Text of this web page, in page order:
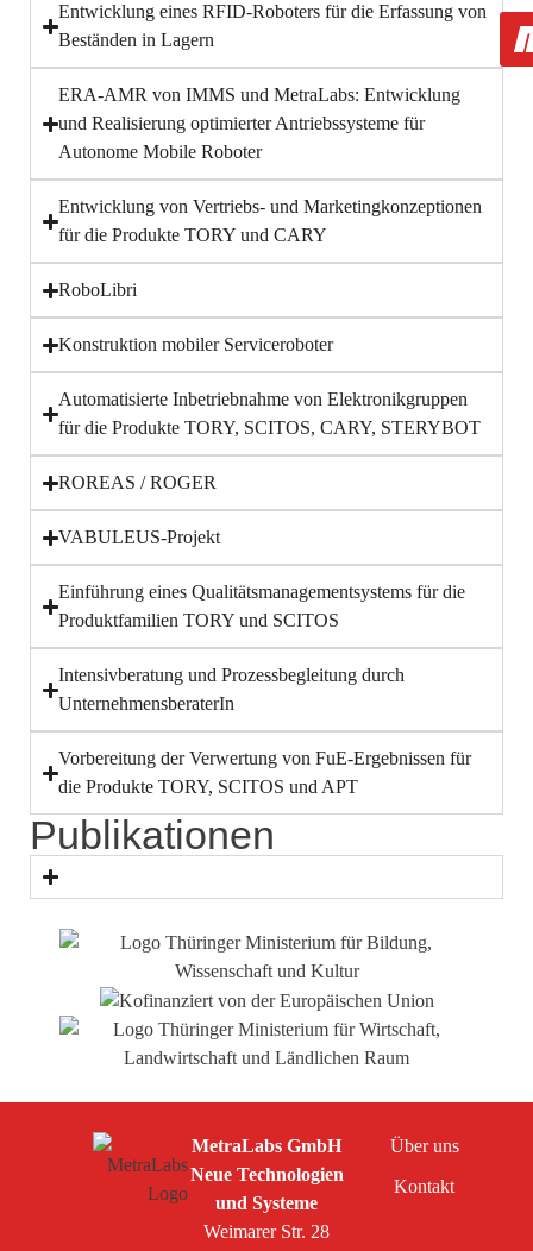
Entwicklung eines RFID-Roboters für die Erfassung von
Beständen in Lagern
ERA-AMR von IMMS und MetraLabs: Entwicklung
und Realisierung optimierter Antriebssysteme für
Autonome Mobile Roboter
Entwicklung von Vertriebs- und Marketingkonzeptionen
für die Produkte TORY und CARY
RoboLibri
Konstruktion mobiler Serviceroboter
Automatisierte Inbetriebnahme von Elektronikgruppen
für die Produkte TORY, SCITOS, CARY, STERYBOT
ROREAS / ROGER
VABULEUS-Projekt
Einführung eines Qualitätsmanagementsystems für die
Produktfamilien TORY und SCITOS
Intensivberatung und Prozessbegleitung durch
UnternehmensberaterIn
Vorbereitung der Verwertung von FuE-Ergebnissen für
die Produkte TORY, SCITOS und APT
Publikationen
MetraLabs GmbH
Neue Technologien
und Systeme
Weimarer Str. 28
Über uns
Kontakt